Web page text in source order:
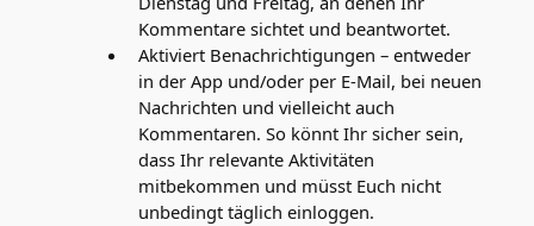
Kommentare sichtet und beantwortet.
Aktiviert Benachrichtigungen – entweder
in der App und/oder per E-Mail, bei neuen
Nachrichten und vielleicht auch
Kommentaren. So könnt Ihr sicher sein,
dass Ihr relevante Aktivitäten
mitbekommen und müsst Euch nicht
unbedingt täglich einloggen.